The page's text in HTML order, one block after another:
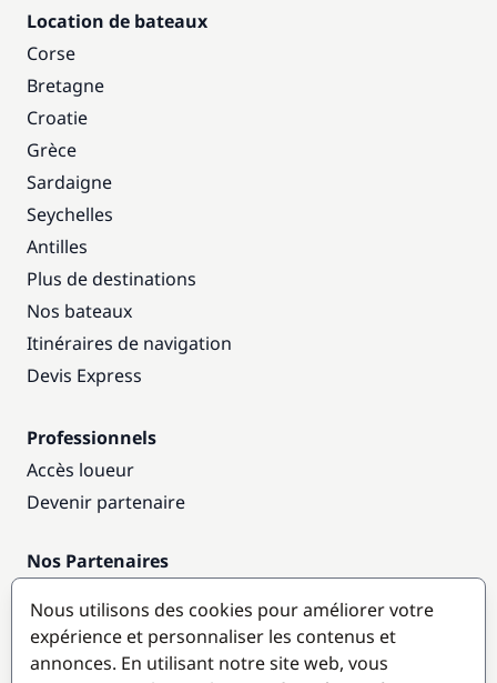
Location de bateaux
Corse
Bretagne
Croatie
Grèce
Sardaigne
Seychelles
Antilles
Plus de destinations
Nos bateaux
Itinéraires de navigation
Devis Express
Professionnels
Accès loueur
Devenir partenaire
Nos Partenaires
Destinations populaires
Nous utilisons des cookies pour améliorer votre
expérience et personnaliser les contenus et
annonces. En utilisant notre site web, vous